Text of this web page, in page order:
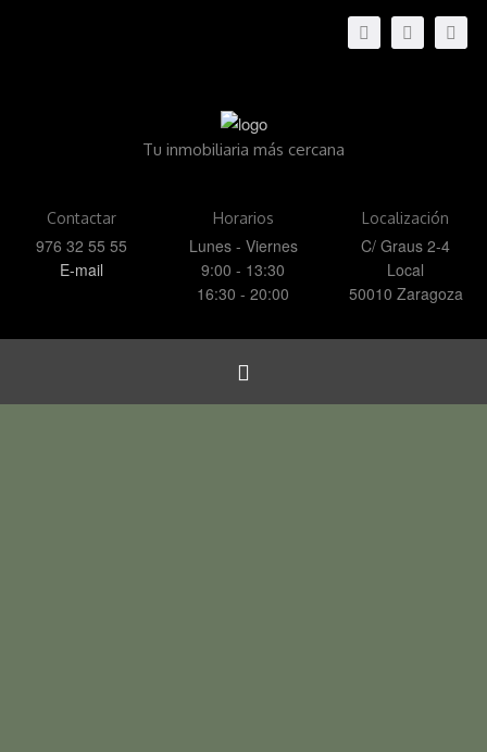
Tu inmobiliaria más cercana
Contactar
976 32 55 55
E-mail
Horarios
Lunes - Viernes
9:00 - 13:30
16:30 - 20:00
Localización
C/ Graus 2-4
Local
50010 Zaragoza
Toggle